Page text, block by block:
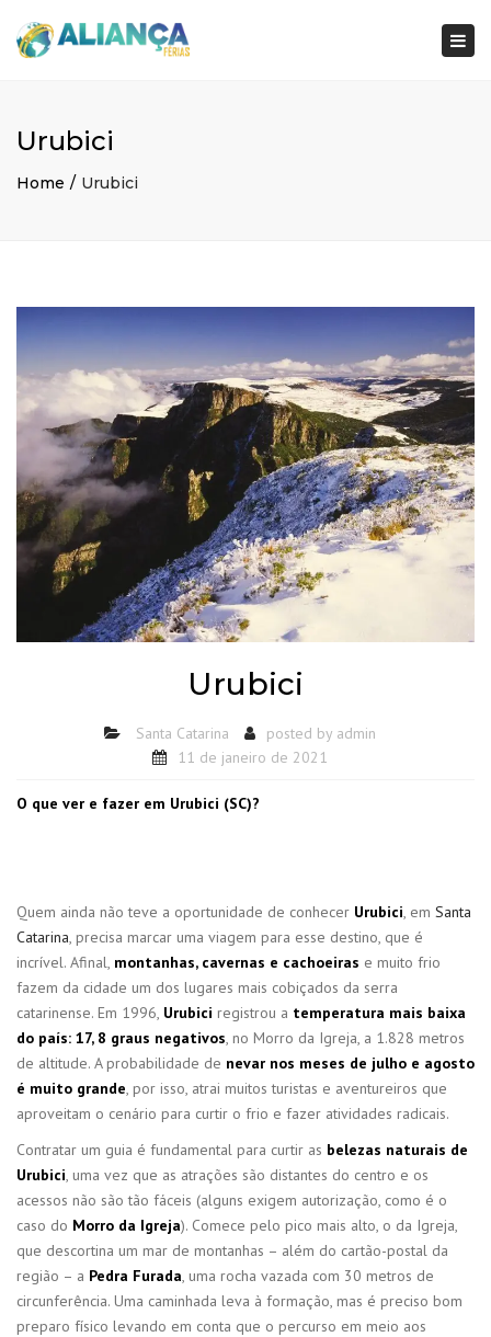
Urubici
Home Urubici
Urubici
Santa Catarina posted by admin
11 de janeiro de 2021
O que ver e fazer em Urubici (SC)?
Quem ainda não teve a oportunidade de conhecer Urubici, em Santa
Catarina, precisa marcar uma viagem para esse destino, que é
incrível. Afinal, montanhas, cavernas e cachoeiras e muito frio
fazem da cidade um dos lugares mais cobiçados da serra
catarinense. Em 1996, Urubici registrou a temperatura mais baixa
do país: 17, 8 graus negativos, no Morro da Igreja, a 1.828 metros
de altitude. A probabilidade de nevar nos meses de julho e agosto
é muito grande, por isso, atrai muitos turistas e aventureiros que
aproveitam o cenário para curtir o frio e fazer atividades radicais.
Contratar um guia é fundamental para curtir as belezas naturais de
Urubici, uma vez que as atrações são distantes do centro e os
acessos não são tão fáceis (alguns exigem autorização, como é o
caso do Morro da Igreja). Comece pelo pico mais alto, o da Igreja,
que descortina um mar de montanhas – além do cartão-postal da
região – a Pedra Furada, uma rocha vazada com 30 metros de
circunferência. Uma caminhada leva à formação, mas é preciso bom
preparo físico levando em conta que o percurso em meio aos